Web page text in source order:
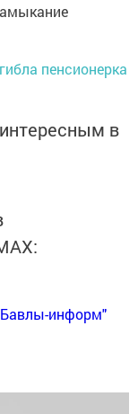
пенсионерка
в
информ"